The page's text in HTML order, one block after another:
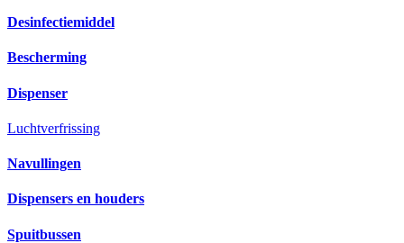
Desinfectiemiddel
Bescherming
Dispenser
Luchtverfrissing
Navullingen
Dispensers en houders
Spuitbussen